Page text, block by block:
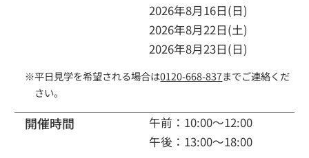
2026年8月16日(日)
2026年8月22日(土)
2026年8月23日(日)
※平日見学を希望される場合は0120-668-837までご連絡くだ
さい。
開催時間
午前：10:00～12:00
午後：13:00～18:00